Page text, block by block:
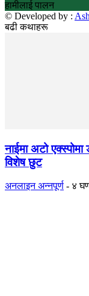
हामीलाई पालन
© Developed by :
बढी कथाहरू
नाईमा अटो
विशेष छुट
अनलाइन अन्नपूर्ण - ४